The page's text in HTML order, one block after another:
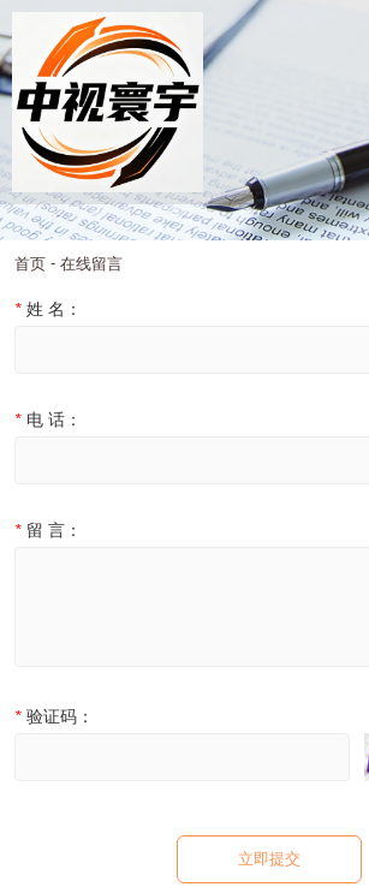
首页 - 在线留言
* 姓 名：
* 电 话：
* 留 言：
* 验证码：
立即提交